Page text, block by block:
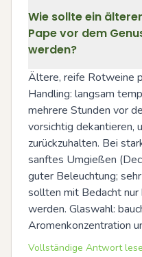
Wie sollte ein
Pape vor dem
werden?
Ältere, reife Rotweine
Handling: langsam
mehrere Stunden vor
vorsichtig dekantieren,
zurückzuhalten. Bei
sanftes Umgießen
guter Beleuchtung;
sollten mit Bedacht
werden. Glaswahl:
Aromenkonzentration
Vollständige Antwort